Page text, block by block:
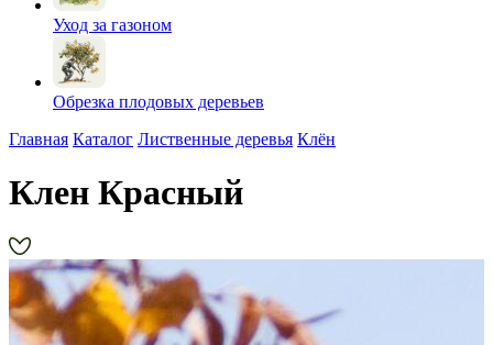
Уход за газоном
Обрезка плодовых деревьев
Главная Каталог Лиственные деревья Клён
Клен Красный